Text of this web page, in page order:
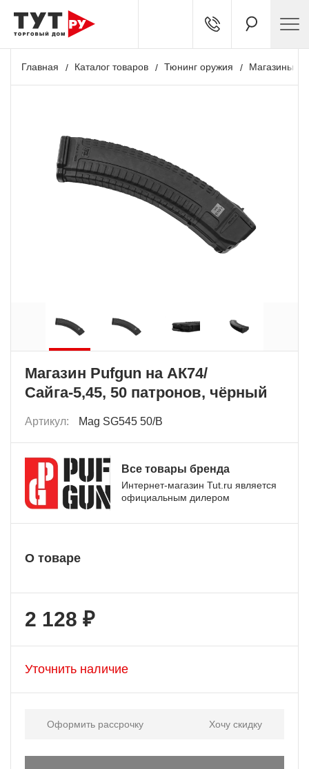
Главная Каталог товаров Тюнинг оружия Магазины
Магазин Pufgun на АК74/
Сайга-5,45, 50 патронов, чёрный
Артикул: Mag SG545 50/B
Все товары бренда
Интернет-магазин Tut.ru является
официальным дилером
О товаре
2 128 ₽
Уточнить наличие
Оформить рассрочку Хочу скидку